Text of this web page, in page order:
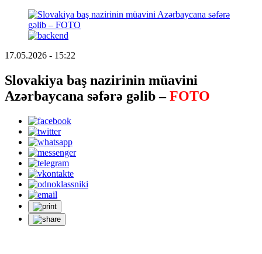
17.05.2026 - 15:22
Slovakiya baş nazirinin müavini
Azərbaycana səfərə gəlib –FOTO